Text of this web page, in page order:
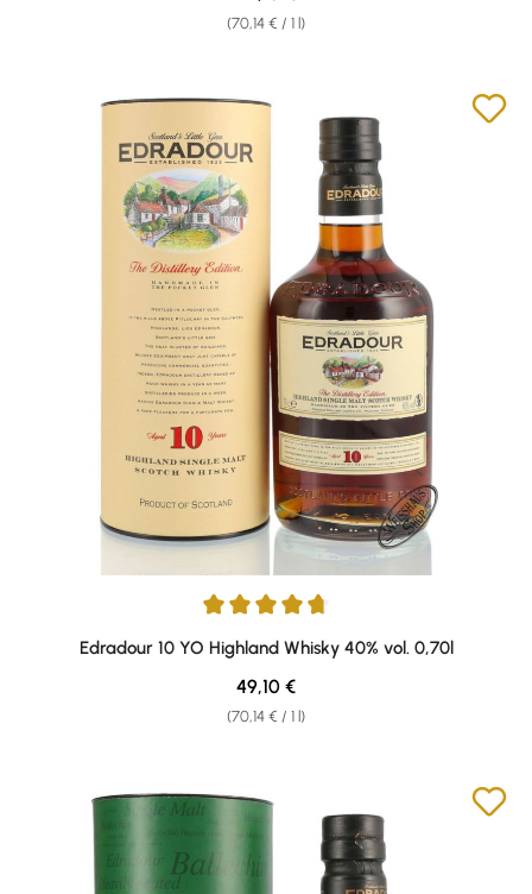
(70,14 € / 1 l)
Average rating of 4.86 out of 5 stars
Edradour 10 YO Highland Whisky 40% vol. 0,70l
(70,14 € / 1 l)
Regular price:
49,10 €